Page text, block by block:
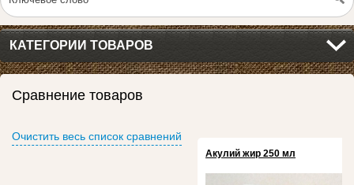
КАТЕГОРИИ ТОВАРОВ
Сравнение товаров
Очистить весь список сравнений
Акулий жир 250 мл